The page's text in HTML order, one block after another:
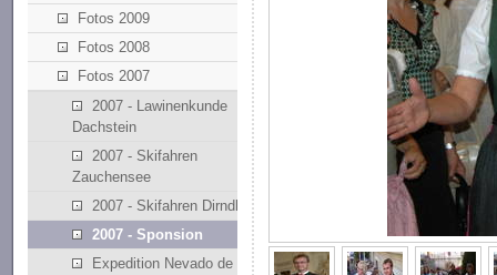
Fotos 2009
Fotos 2008
Fotos 2007
2007 - Lawinenkunde
Dachstein
2007 - Skifahren
Zauchensee
2007 - Skifahren Dirndllift
2007 - Sponsion
Expedition Nevado de